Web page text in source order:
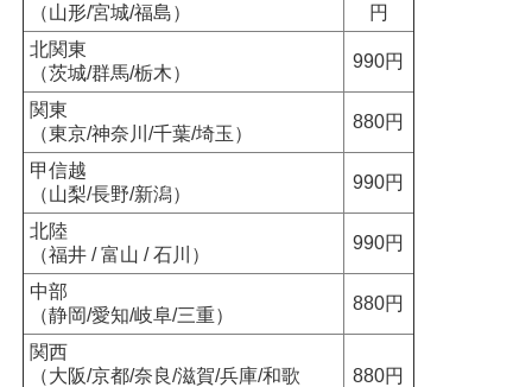
（山形/宮城/福島）
円
北関東
（茨城/群馬/栃木）
990円
関東
（東京/神奈川/千葉/埼玉）
880円
甲信越
（山梨/長野/新潟）
990円
北陸
（福井 / 富山 / 石川）
990円
中部
（静岡/愛知/岐阜/三重）
880円
関西
（大阪/京都/奈良/滋賀/兵庫/和歌
880円